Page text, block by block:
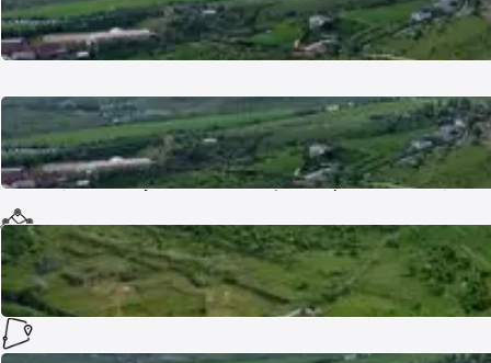
Целевое назначение
ИЖС (индивидуальное жилищное строительство)
Делимость
Делимый